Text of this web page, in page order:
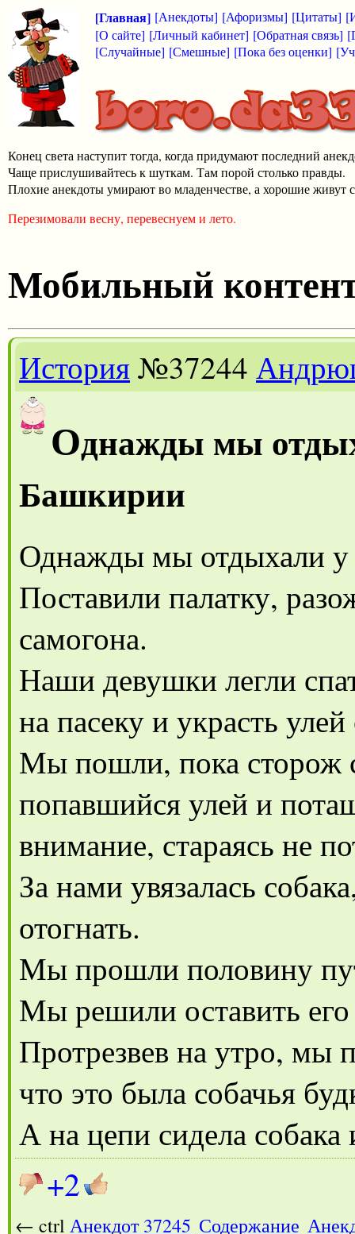
[Главная] [Анекдоты] [Афоризмы] [Цитаты]
[О сайте] [Личный кабинет] [Обратная связь]
[Случайные] [Смешные] [Пока без оценки]
Конец света наступит тогда, когда придумают последний
Чаще прислушивайтесь к шуткам. Там порой столько правды.
Плохие анекдоты умирают во младенчестве, а хорошие живут
Перезимовали весну, перевеснуем и лето.
Мобильный
История№37244
Однажды мы
Башкирии
Однажды мы отдыхали
Поставили палатку,
самогона.
Наши девушки легли
на пасеку и украсть
Мы пошли, пока сторож
попавшийся улей и
внимание, стараясь не
За нами увязалась
отогнать.
Мы прошли половину
Мы решили оставить его
Протрезвев на утро, мы
что это была собачья
А на цепи сидела собака
+2
← ctrl Анекдот 37245 Содержание